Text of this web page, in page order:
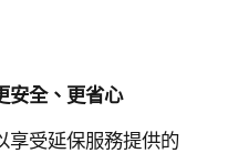
安全、更省心
享受延保服務提供的